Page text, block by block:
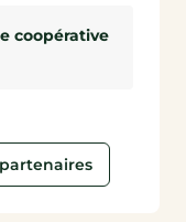
coopérative